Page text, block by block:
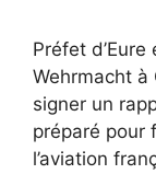
Préfet
Wehrmacht à
signer un
préparé pour
l’aviation